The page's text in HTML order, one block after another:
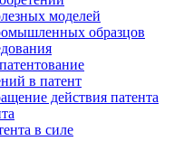
моделей
образцов
в патент
действия патента
в силе